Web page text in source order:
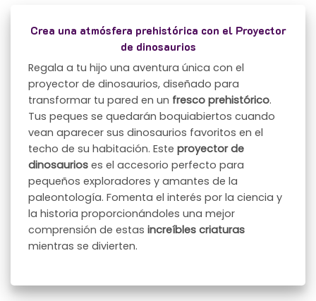
Crea una atmósfera prehistórica con el Proyector
de dinosaurios
Regala a tu hijo una aventura única con el
proyector de dinosaurios, diseñado para
transformar tu pared en un fresco prehistórico.
Tus peques se quedarán boquiabiertos cuando
vean aparecer sus dinosaurios favoritos en el
techo de su habitación. Esteproyector de
dinosaurios es el accesorio perfecto para
pequeños exploradores y amantes de la
paleontología. Fomenta el interés por la ciencia y
la historia proporcionándoles una mejor
comprensión de estasincreíbles criaturas
mientras se divierten.